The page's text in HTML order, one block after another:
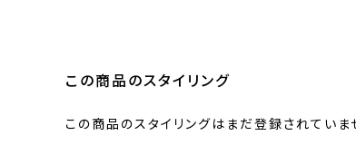
この商品のスタイリング
この商品のスタイリングはまだ登録されていま